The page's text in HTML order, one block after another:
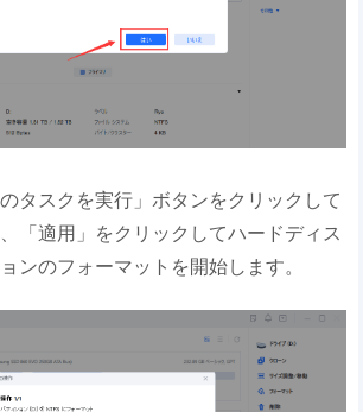
のタスクを実行」ボタンをクリックして
「適用」をクリックしてハードディス
ンのフォーマットを開始します。